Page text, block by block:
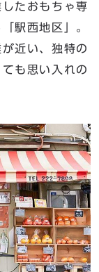
たおもちゃ専
駅西地区」。
近い、独特の
も思い入れの